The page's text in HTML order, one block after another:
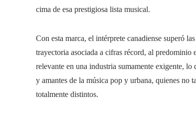
cima de esa prestigiosa lista musical.
Con esta marca, el intérprete canadiense superó
trayectoria asociada a cifras récord, al predominio
relevante en una industria sumamente exigente,
y amantes de la música pop y urbana, quienes no
totalmente distintos.